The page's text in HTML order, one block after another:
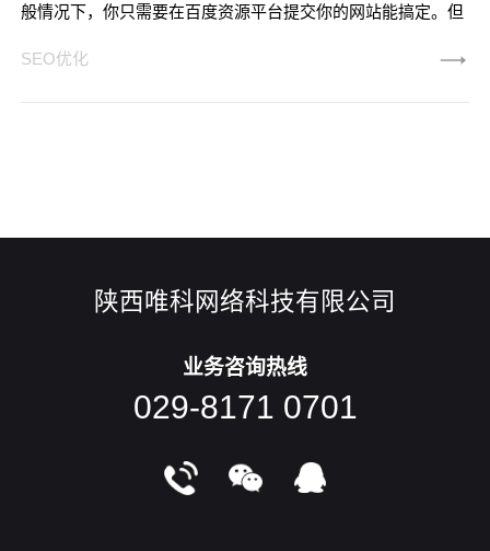
般情况下，你只需要在百度资源平台提交你的网站能搞定。但
都有一个观察期，一般在一个月内，今天西安网站建设唯科网
络小编跟大家聊聊网站建设好的新页面如何快速收录。 网
SEO优化
陕西唯科网络科技有限公司
业务咨询热线
029-8171 0701